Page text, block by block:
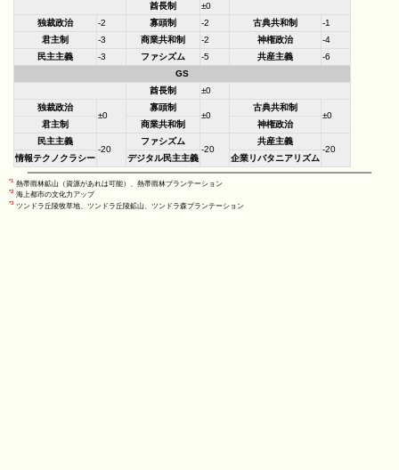
酋長制
±0
独裁政治
-2 寡頭制 -2 古典共和制
-1
君主制
-3 商業共和制 -2 神権政治
-4
民主主義
-3 ファシズム -5 共産主義
-6
GS
酋長制
±0
独裁政治
±0
寡頭制
±0
古典共和制
±0
君主制
商業共和制
神権政治
民主主義
-20
ファシズム
-20
共産主義
-20
情報テクノクラシー
デジタル民主主義 企業リバタニアリズム
*1 熱帯雨林鉱山（資源があれは可能）、熱帯雨林プランテーション
*2 海上都市の文化力アップ
*3 ツンドラ丘陵牧草地、ツンドラ丘陵鉱山、ツンドラ森プランテーション